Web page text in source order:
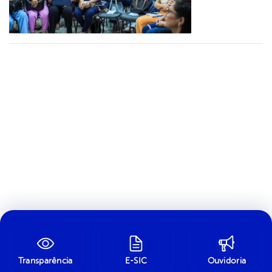
Transparência E-SIC Ouvidoria